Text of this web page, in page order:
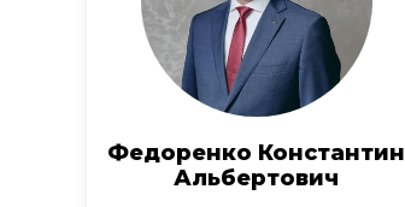
Федоренко Константин
Альбертович